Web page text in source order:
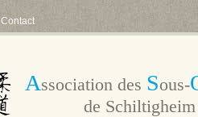
Contact
Association des Sous-
de